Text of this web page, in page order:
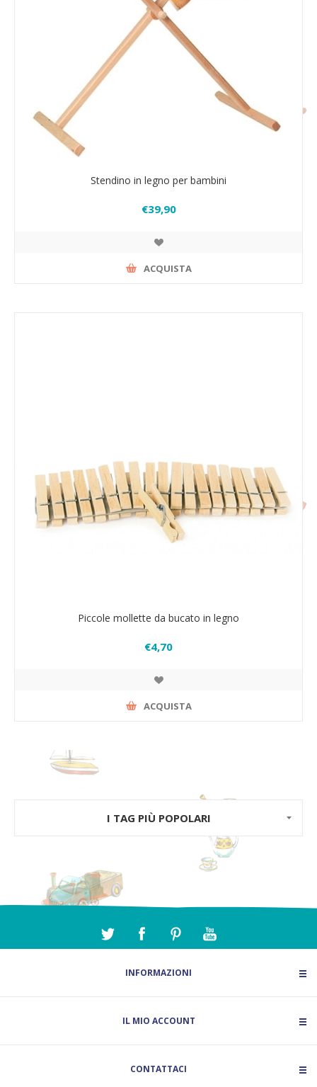
Stendino in legno per bambini
€39,90
ACQUISTA
Piccole mollette da bucato in legno
€4,70
ACQUISTA
I TAG PIÙ POPOLARI
INFORMAZIONI
IL MIO ACCOUNT
CONTATTACI